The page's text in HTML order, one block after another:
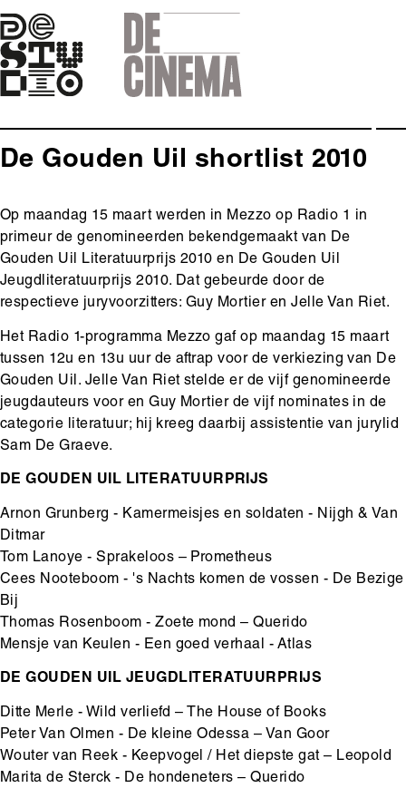
Skip
to
main
navigation
De Gouden Uil shortlist 2010
Body
Op maandag 15 maart werden in Mezzo op Radio 1 in
primeur de genomineerden bekendgemaakt van De
Gouden Uil Literatuurprijs 2010 en De Gouden Uil
Jeugdliteratuurprijs 2010. Dat gebeurde door de
respectieve juryvoorzitters: Guy Mortier en Jelle Van Riet.
Het Radio 1-programma Mezzo gaf op maandag 15 maart
tussen 12u en 13u uur de aftrap voor de verkiezing van De
Gouden Uil. Jelle Van Riet stelde er de vijf genomineerde
jeugdauteurs voor en Guy Mortier de vijf nominates in de
categorie literatuur; hij kreeg daarbij assistentie van jurylid
Sam De Graeve.
DE GOUDEN UIL LITERATUURPRIJS
Arnon Grunberg - Kamermeisjes en soldaten - Nijgh & Van
Ditmar
Tom Lanoye - Sprakeloos – Prometheus
Cees Nooteboom - 's Nachts komen de vossen - De Bezige
Bij
Thomas Rosenboom - Zoete mond – Querido
Mensje van Keulen - Een goed verhaal - Atlas
DE GOUDEN UIL JEUGDLITERATUURPRIJS
Ditte Merle - Wild verliefd – The House of Books
Peter Van Olmen - De kleine Odessa – Van Goor
Wouter van Reek - Keepvogel / Het diepste gat – Leopold
Marita de Sterck - De hondeneters – Querido